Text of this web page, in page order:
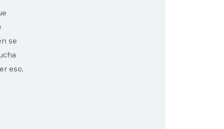
se
eso,